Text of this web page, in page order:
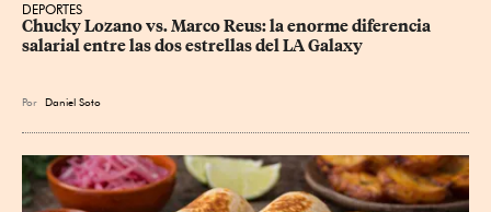
DEPORTES
Chucky Lozano vs. Marco Reus: la enorme diferencia
salarial entre las dos estrellas del LA Galaxy
Por Daniel Soto